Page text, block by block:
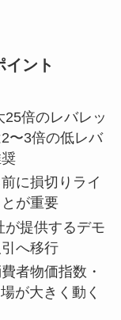
イント
25倍のレバレッ
〜3倍の低レバ
に損切りライ
が重要
が提供するデモ
へ移行
者物価指数・
が大きく動く